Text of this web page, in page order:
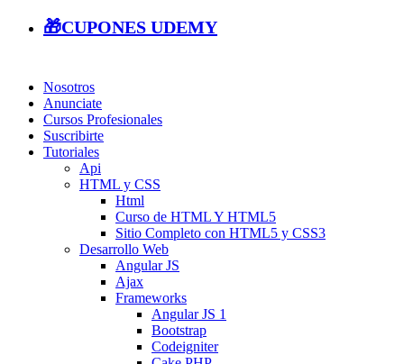
🎁CUPONES UDEMY
Nosotros
Anunciate
Cursos Profesionales
Suscribirte
Tutoriales
Api
HTML y CSS
Html
Curso de HTML Y HTML5
Sitio Completo con HTML5 y CSS3
Desarrollo Web
Angular JS
Ajax
Frameworks
Angular JS 1
Bootstrap
Codeigniter